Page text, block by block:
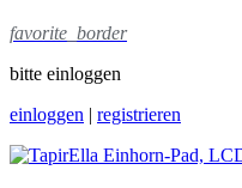
favorite_border
bitte einloggen
einloggen
registrieren